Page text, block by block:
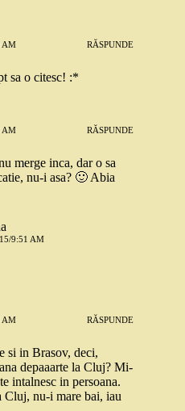
AM RĂSPUNDE
sa o citesc! :*
AM RĂSPUNDE
merge inca, dar o sa
nu-i asa? 🙂 Abia
9:51 AM
AM RĂSPUNDE
si in Brasov, deci,
depaaarte la Cluj? Mi-
intalnesc in persoana.
Cluj, nu-i mare bai, iau